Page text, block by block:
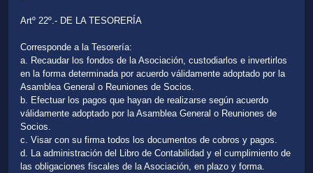
Artº 22º.- DE LA TESORERÍA
Corresponde a la Tesorería:
a. Recaudar los fondos de la Asociación, custodiarlos e invertirlos
en la forma determinada por acuerdo válidamente adoptado por la
Asamblea General o Reuniones de Socios.
b. Efectuar los pagos que hayan de realizarse según acuerdo
válidamente adoptado por la Asamblea General o Reuniones de
Socios.
c. Visar con su firma todos los documentos de cobros y pagos.
d. La administración del Libro de Contabilidad y el cumplimiento de
las obligaciones fiscales de la Asociación, en plazo y forma.